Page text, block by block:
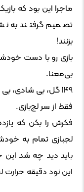
ماجرا این بود که
تصمیم گرفتند به
بزنند!
بازی رو با دست
بی‌معنا.
۱۴۹ گل، بی شادی، بی فریاد، بی خاطره.
فقط از سر لج‌بازی.
فکرش را بکن که
لجبازی تمام به
باید دید چه شد این
این نود دقیقه حرارت